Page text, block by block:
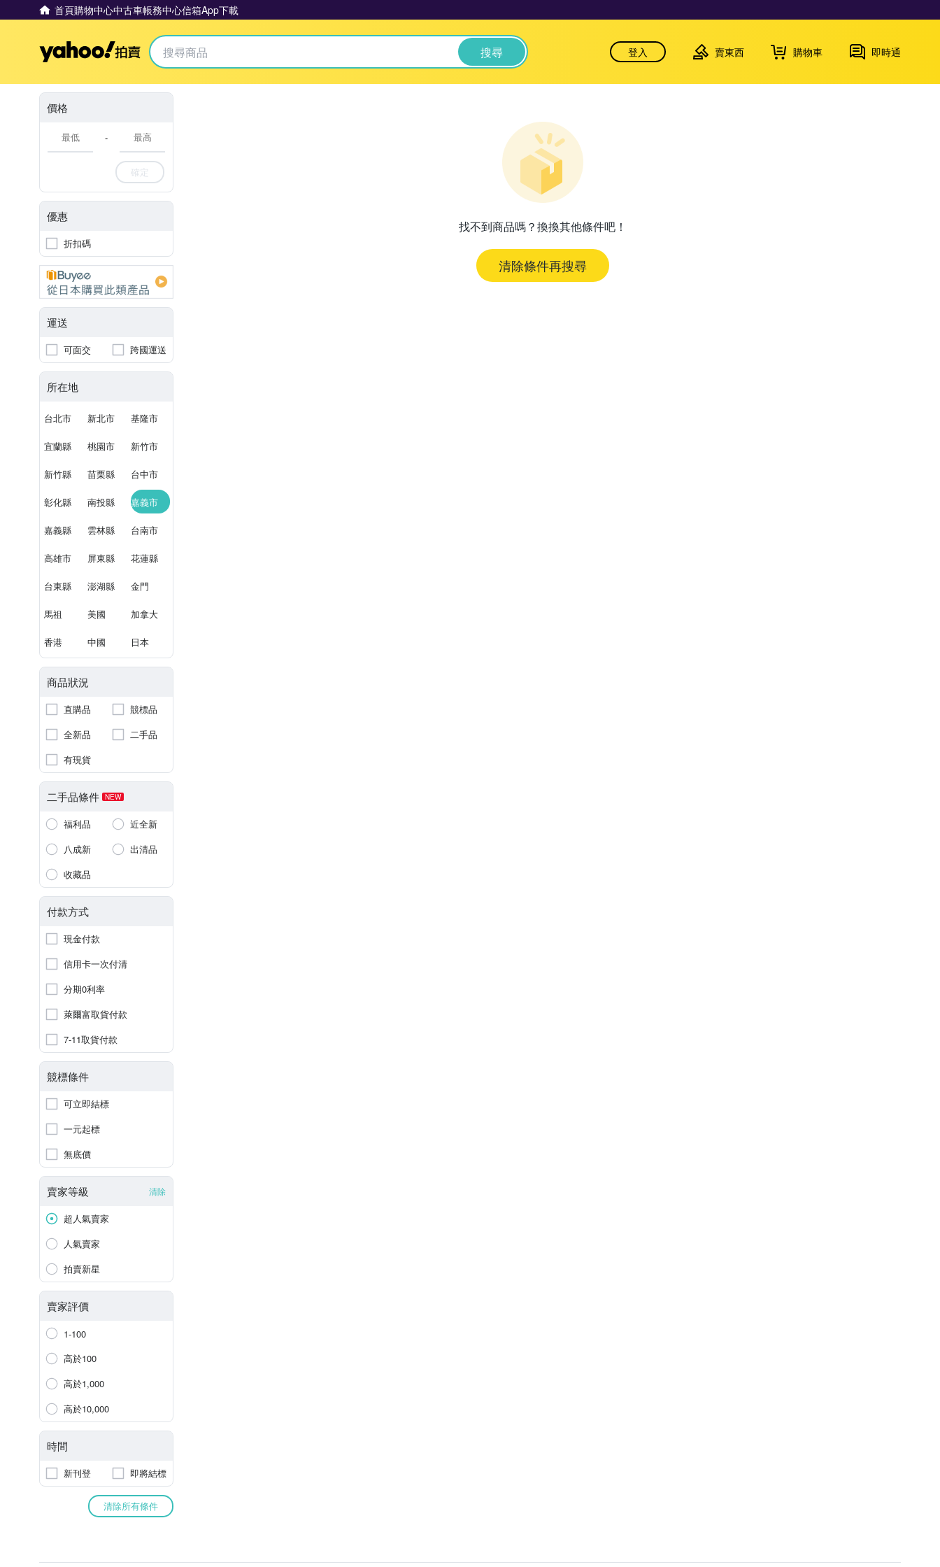
首頁購物中心中古車帳務中心信箱App下載
Yahoo拍賣 搜尋 登入 賣東西 購物車 即時通
價格
-
確定
優惠
折扣碼
運送
可面交 跨國運送
所在地
台北市 新北市 基隆市
宜蘭縣 桃園市 新竹市
新竹縣 苗栗縣 台中市
彰化縣 南投縣 嘉義市
嘉義縣 雲林縣 台南市
高雄市 屏東縣 花蓮縣
台東縣 澎湖縣 金門
馬祖 美國 加拿大
香港 中國 日本
商品狀況
直購品
競標品
全新品
二手品
有現貨
二手品條件 NEW
福利品
近全新
八成新
出清品
收藏品
付款方式
現金付款
信用卡一次付清
分期0利率
萊爾富取貨付款
7-11取貨付款
競標條件
可立即結標
一元起標
無底價
賣家等級 清除
超人氣賣家
人氣賣家
拍賣新星
賣家評價
1-100
高於100
高於1,000
高於10,000
時間
新刊登 即將結標
清除所有條件
找不到商品嗎？換換其他條件吧！
清除條件再搜尋